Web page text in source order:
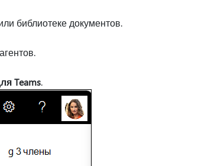
библиотеке документов.
Teams.